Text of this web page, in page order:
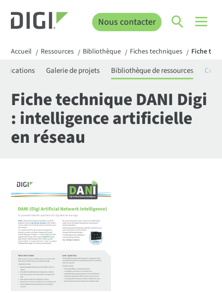
Nous contacter
Accueil / Ressources / Bibliothèque / Fiches techniques / Fiche
Galerie de projets Bibliothèque de ressources
Fiche technique DANI Digi
: intelligence artificielle
en réseau